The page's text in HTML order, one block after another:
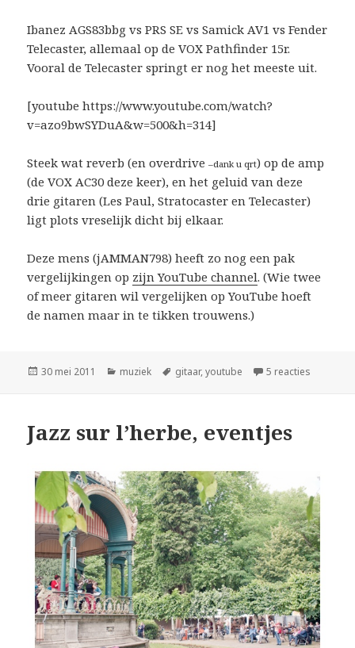
Ibanez AGS83bbg vs PRS SE vs Samick AV1 vs Fender
Telecaster, allemaal op de VOX Pathfinder 15r.
Vooral de Telecaster springt er nog het meeste uit.
[youtube https://www.youtube.com/watch?
v=azo9bwSYDuA&w=500&h=314]
Steek wat reverb (en overdrive–dank u qrt) op de amp
(de VOX AC30 deze keer), en het geluid van deze
drie gitaren (Les Paul, Stratocaster en Telecaster)
ligt plots vreselijk dicht bij elkaar.
Deze mens (jAMMAN798) heeft zo nog een pak
vergelijkingen op zijn YouTube channel. (Wie twee
of meer gitaren wil vergelijken op YouTube hoeft
de namen maar in te tikken trouwens.)
Geplaatst
30 mei 2011 Categorieën
muziek Tags
gitaar,youtube 5 reacties
Jazz sur l’herbe, eventjes